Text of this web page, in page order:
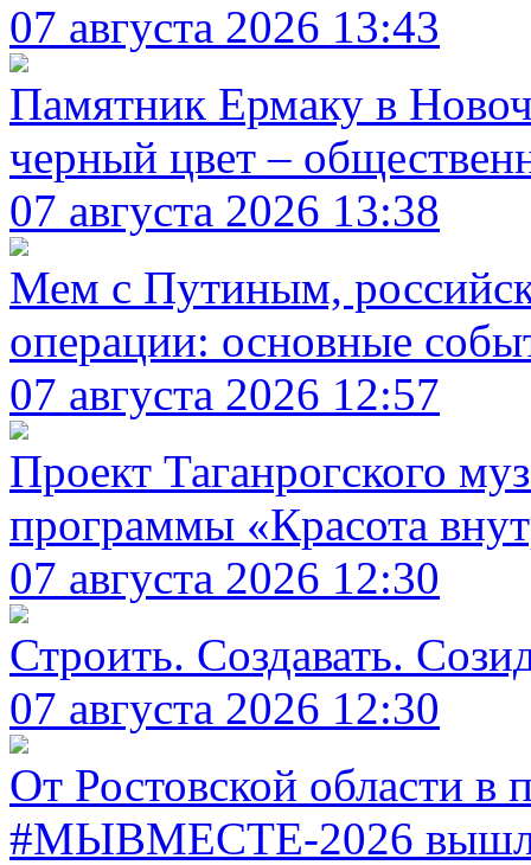
07 августа 2026 13:43
Памятник Ермаку в
черный цвет –
07 августа 2026 13:38
Мем с Путиным,
операции: основные
07 августа 2026 12:57
Проект Таганрогского
программы «Красота
07 августа 2026 12:30
Строить. Создавать.
07 августа 2026 12:30
От Ростовской области в
#МЫВМЕСТЕ-2026